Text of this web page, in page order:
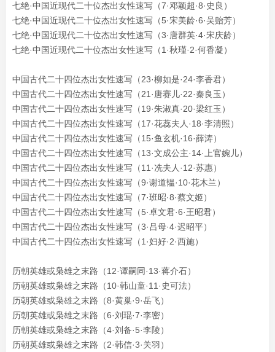
七绝·中国近现代二十位杰出女性速写（7·邓颖超·8·史良）
七绝·中国近现代二十位杰出女性速写（5·宋美龄·6·吴贻芳）
七绝·中国近现代二十位杰出女性速写（3·唐群英·4·宋庆龄）
七绝·中国近现代二十位杰出女性速写（1·秋瑾·2·何香凝）
中国古代二十四位杰出女性速写（23·柳如是·24·李香君）
中国古代二十四位杰出女性速写（21·唐赛儿·22·秦良玉）
中国古代二十四位杰出女性速写（19·朱淑真·20·梁红玉）
中国古代二十四位杰出女性速写（17·花蕊夫人·18·李清照）
中国古代二十四位杰出女性速写（15·鱼玄机·16·薛涛）
中国古代二十四位杰出女性速写（13·文成公主·14·上官婉儿）
中国古代二十四位杰出女性速写（11·冼夫人·12·苏惠）
中国古代二十四位杰出女性速写（9·谢道韫·10·花木兰）
中国古代二十四位杰出女性速写（7·班昭·8·蔡文姬）
中国古代二十四位杰出女性速写（5·卓文君·6·王昭君）
中国古代二十四位杰出女性速写（3·吕母·4·迟昭平）
中国古代二十四位杰出女性速写（1·妇好·2·西施）
历朝英雄或枭雄之末路（12·谭嗣同·13·蒋介石）
历朝英雄或枭雄之末路（10·韩山童·11·史可法）
历朝英雄或枭雄之末路（8·黄巢·9·岳飞）
历朝英雄或枭雄之末路（6·刘琨·7·李密）
历朝英雄或枭雄之末路（4·刘备·5·李陵）
历朝英雄或枭雄之末路（2·韩信·3·关羽）